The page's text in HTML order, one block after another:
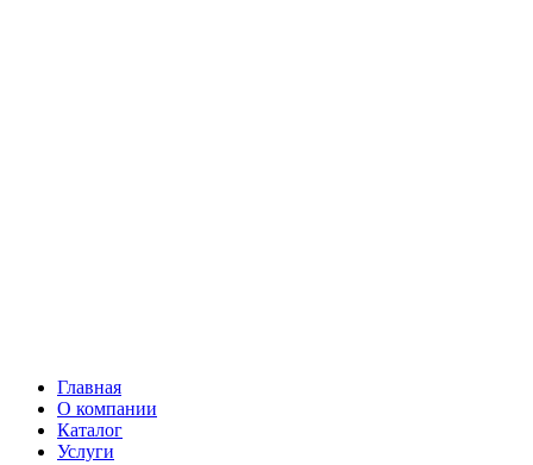
Главная
О компании
Каталог
Услуги